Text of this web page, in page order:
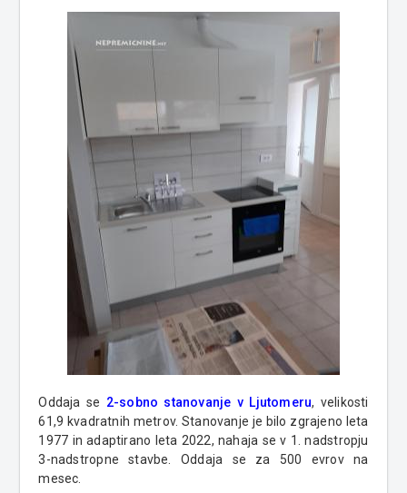
Oddaja se 2-sobno stanovanje v Ljutomeru, velikosti
61,9 kvadratnih metrov. Stanovanje je bilo zgrajeno leta
1977 in adaptirano leta 2022, nahaja se v 1. nadstropju
3-nadstropne stavbe. Oddaja se za 500 evrov na
mesec.